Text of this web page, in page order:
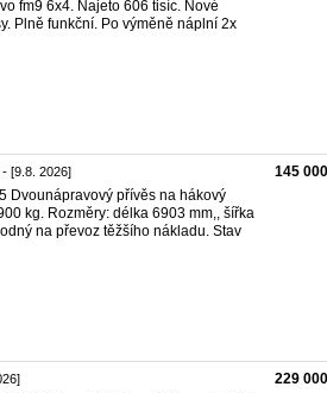
fm9 6x4. Najeto 606 tisíc. Nové
Plně funkční. Po výměně náplní 2x
- [9.8. 2026]
Dvounápravový přívěs na hákový
kg. Rozměry: délka 6903 mm,, šířka
na převoz těžšího nákladu. Stav
145
229